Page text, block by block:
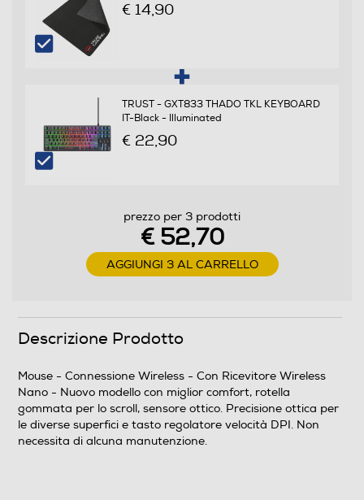
€ 14,90
TRUST - GXT833 THADO TKL KEYBOARD
IT-Black - Illuminated
€ 22,90
prezzo per 3 prodotti
€ 52,70
AGGIUNGI 3 AL CARRELLO
Descrizione Prodotto
Mouse - Connessione Wireless - Con Ricevitore Wireless
Nano - Nuovo modello con miglior comfort, rotella
gommata per lo scroll, sensore ottico. Precisione ottica per
le diverse superfici e tasto regolatore velocità DPI. Non
necessita di alcuna manutenzione.